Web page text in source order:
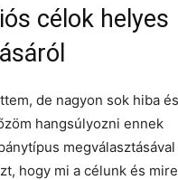
célok helyes
de nagyon sok hiba
hangsúlyozni ennek
hogy mi a célunk és